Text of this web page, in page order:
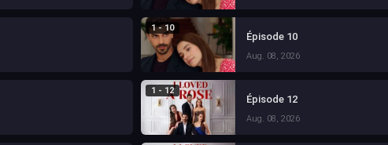
1 - 10
Épisode 10
Aug. 08, 2026
1 - 12
Épisode 12
Aug. 08, 2026